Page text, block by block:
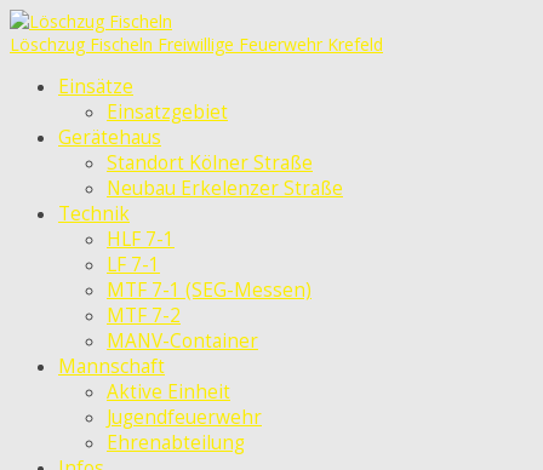
Löschzug Fischeln Freiwillige Feuerwehr Krefeld
Einsätze
Einsatzgebiet
Gerätehaus
Standort Kölner Straße
Neubau Erkelenzer Straße
Technik
HLF 7-1
LF 7-1
MTF 7-1 (SEG-Messen)
MTF 7-2
MANV-Container
Mannschaft
Aktive Einheit
Jugendfeuerwehr
Ehrenabteilung